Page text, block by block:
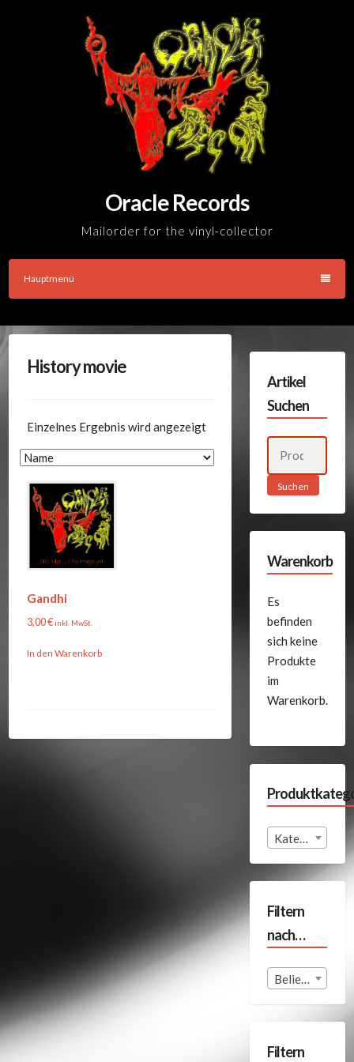
Oracle Records
Mailorder for the vinyl-collector
Hauptmenü
History movie
Einzelnes Ergebnis wird angezeigt
Gandhi
3,00€inkl. MwSt.
In den Warenkorb
Artikel
Suchen
Suchen
Warenkorb
Es
befinden
sich keine
Produkte
im
Warenkorb.
Kategorie auswählen
Filtern
nach…
Beliebige Format
Filtern